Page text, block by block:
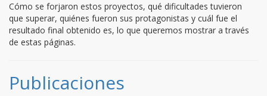
Cómo se forjaron estos proyectos, qué dificultades tuvieron
que superar, quiénes fueron sus protagonistas y cuál fue el
resultado final obtenido es, lo que queremos mostrar a través
de estas páginas.
Publicaciones